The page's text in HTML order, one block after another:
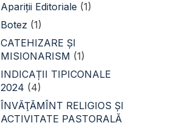
Apariții Editoriale (1)
Botez (1)
CATEHIZARE ŞI
MISIONARISM (1)
INDICAȚII TIPICONALE
2024 (4)
ÎNVĂŢĂMÎNT RELIGIOS ŞI
ACTIVITATE PASTORALĂ